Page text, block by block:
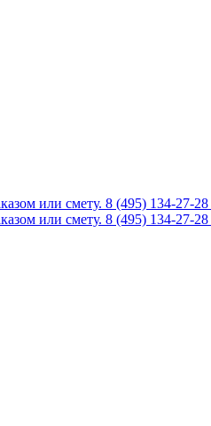
или смету. 8 (495) 134-27-28
или смету. 8 (495) 134-27-28